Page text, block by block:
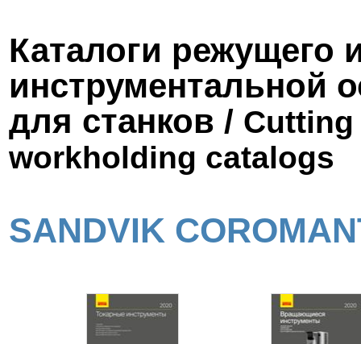
Каталоги режущего
инструментальной
для станков /
workholding catalogs
SANDVIK